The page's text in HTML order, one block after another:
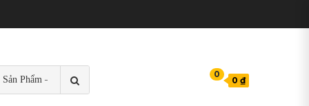
KIẾM
0
0 ₫